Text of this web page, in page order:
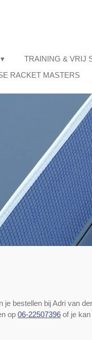
TRAINING & VRIJ
RACKET MASTERS
bestellen bij Adri van
op 06-22507396 of je